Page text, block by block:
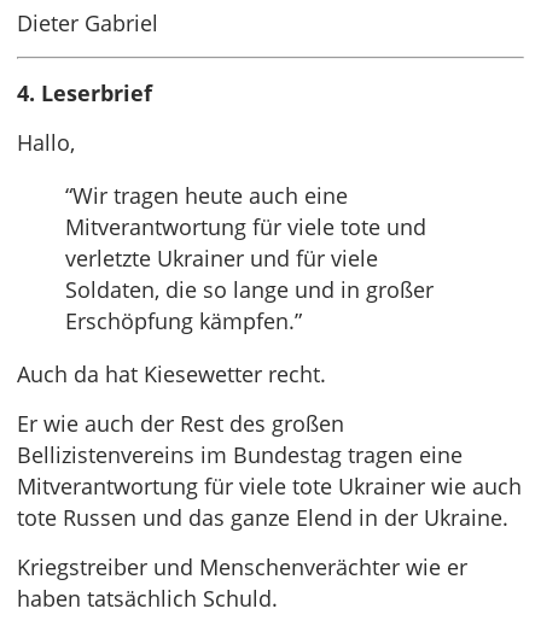
Dieter Gabriel
4. Leserbrief
Hallo,
“Wir tragen heute auch eine
Mitverantwortung für viele tote und
verletzte Ukrainer und für viele
Soldaten, die so lange und in großer
Erschöpfung kämpfen.”
Auch da hat Kiesewetter recht.
Er wie auch der Rest des großen
Bellizistenvereins im Bundestag tragen eine
Mitverantwortung für viele tote Ukrainer wie auch
tote Russen und das ganze Elend in der Ukraine.
Kriegstreiber und Menschenverächter wie er
haben tatsächlich Schuld.